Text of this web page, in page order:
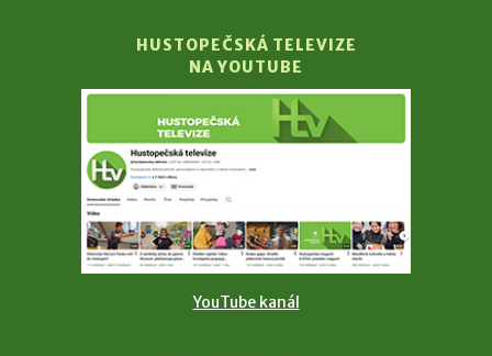
HUSTOPEČSKÁ TELEVIZE
NA YOUTUBE
YouTube kanál